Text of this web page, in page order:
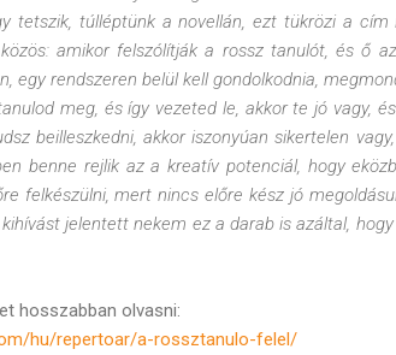
tetszik, túlléptünk a novellán, ezt tükrözi a cím
amikor felszólítják a rossz tanulót, és ő
egy rendszeren belül kell gondolkodnia,
meg, és így vezeted le, akkor te jó vagy,
beilleszkedni, akkor iszonyúan sikertelen
benne rejlik az a kreatív potenciál, hogy
felkészülni, mert nincs előre kész jó
jelentett nekem ez a darab is azáltal,
hosszabban olvasni:
hu/repertoar/a-rossztanulo-felel/